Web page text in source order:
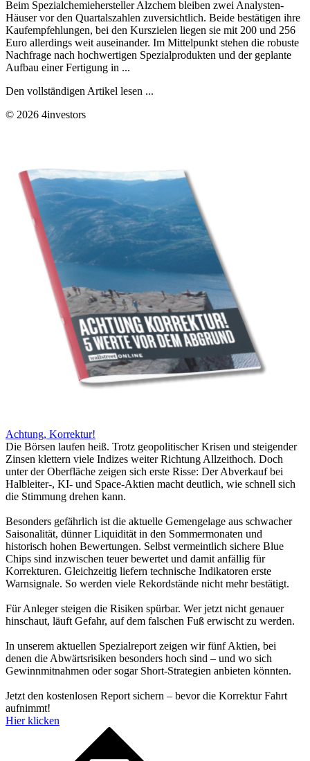
Beim Spezialchemiehersteller Alzchem bleiben zwei Analysten-
Häuser vor den Quartalszahlen zuversichtlich. Beide bestätigen ihre
Kaufempfehlungen, bei den Kurszielen liegen sie mit 200 und 256
Euro allerdings weit auseinander. Im Mittelpunkt stehen die robuste
Nachfrage nach hochwertigen Spezialprodukten und der geplante
Aufbau einer Fertigung in ...
Den vollständigen Artikel lesen ...
© 2026 4investors
Achtung, Korrektur!
Die Börsen laufen heiß. Trotz geopolitischer Krisen und steigender
Zinsen klettern viele Indizes weiter Richtung Allzeithoch. Doch
unter der Oberfläche zeigen sich erste Risse: Der Abverkauf bei
Halbleiter-, KI- und Space-Aktien macht deutlich, wie schnell sich
die Stimmung drehen kann.
Besonders gefährlich ist die aktuelle Gemengelage aus schwacher
Saisonalität, dünner Liquidität in den Sommermonaten und
historisch hohen Bewertungen. Selbst vermeintlich sichere Blue
Chips sind inzwischen teuer bewertet und damit anfällig für
Korrekturen. Gleichzeitig liefern technische Indikatoren erste
Warnsignale. So werden viele Rekordstände nicht mehr bestätigt.
Für Anleger steigen die Risiken spürbar. Wer jetzt nicht genauer
hinschaut, läuft Gefahr, auf dem falschen Fuß erwischt zu werden.
In unserem aktuellen Spezialreport zeigen wir fünf Aktien, bei
denen die Abwärtsrisiken besonders hoch sind – und wo sich
Gewinnmitnahmen oder sogar Short-Strategien anbieten könnten.
Jetzt den kostenlosen Report sichern – bevor die Korrektur Fahrt
aufnimmt!
Hier klicken